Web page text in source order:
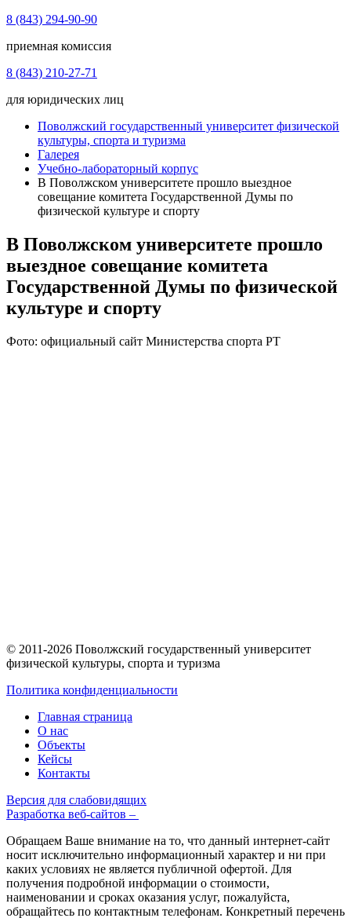
8 (843) 294-90-90
приемная комиссия
8 (843) 210-27-71
для юридических лиц
Поволжский государственный университет физической
культуры, спорта и туризма
Галерея
Учебно-лабораторный корпус
В Поволжском университете прошло выездное
совещание комитета Государственной Думы по
физической культуре и спорту
В Поволжском университете прошло
выездное совещание комитета
Государственной Думы по физической
культуре и спорту
Фото: официальный сайт Министерства спорта РТ
© 2011-2026 Поволжский государственный университет
физической культуры, спорта и туризма
Политика конфиденциальности
Главная страница
О нас
Объекты
Кейсы
Контакты
Версия для слабовидящих
Разработка веб-сайтов –
Обращаем Ваше внимание на то, что данный интернет-сайт
носит исключительно информационный характер и ни при
каких условиях не является публичной офертой. Для
получения подробной информации о стоимости,
наименовании и сроках оказания услуг, пожалуйста,
обращайтесь по контактным телефонам. Конкретный перечень